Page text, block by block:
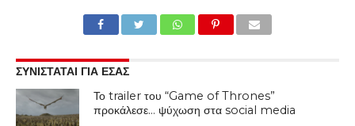
ΣΥΝΙΣΤΑΤΑΙ ΓΙΑ ΕΣΑΣ
Το trailer του “Game of Thrones”
προκάλεσε… ψύχωση στα social media